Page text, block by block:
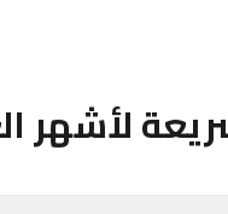
لأشهر